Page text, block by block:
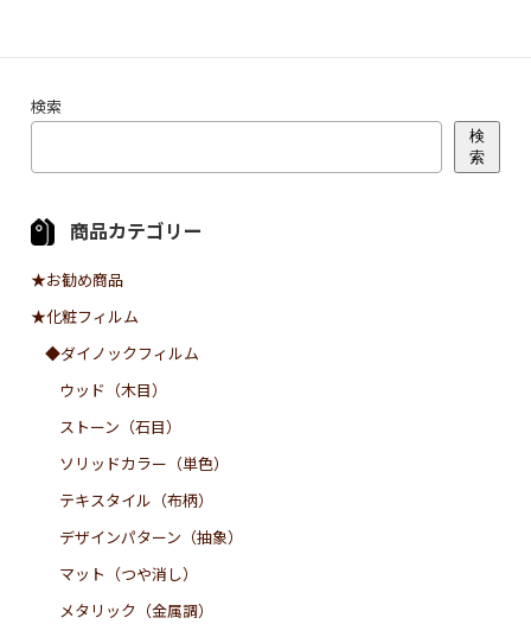
検索
検
索
商品カテゴリー
★お勧め商品
★化粧フィルム
◆ダイノックフィルム
ウッド（木目）
ストーン（石目）
ソリッドカラー（単色）
テキスタイル（布柄）
デザインパターン（抽象）
マット（つや消し）
メタリック（金属調）